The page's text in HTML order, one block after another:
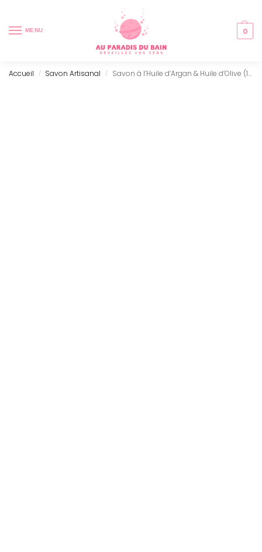
MENU 0
Accueil / Savon Artisanal / Savon à l’Huile d’Argan & Huile d’Olive (100g)